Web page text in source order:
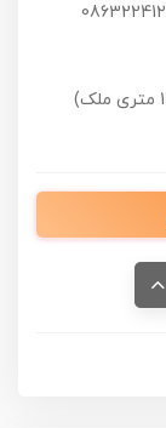
اراک، خیابان سید جمال الدین اسدآبادی (12 متری ملک)